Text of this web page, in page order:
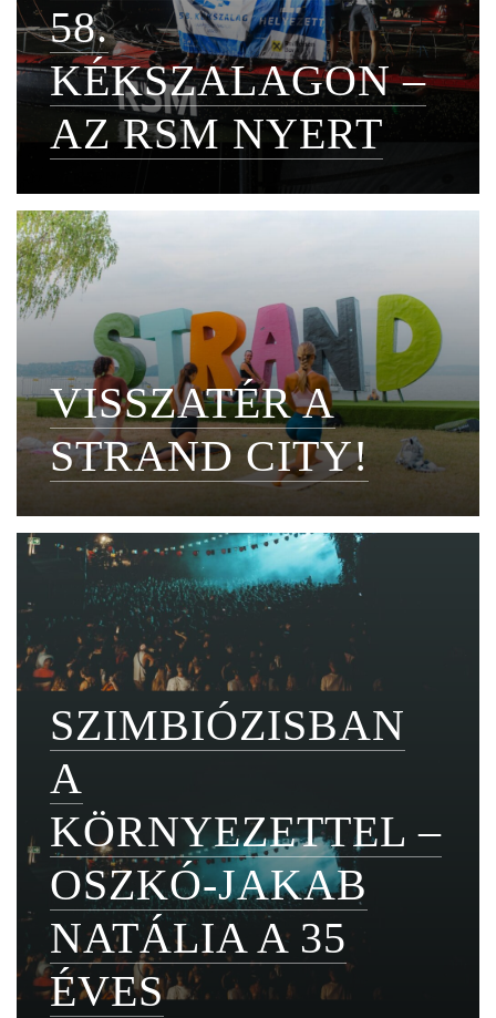
58.
KÉKSZALAGON –
AZ RSM NYERT
VISSZATÉR A
STRAND CITY!
SZIMBIÓZISBAN
A
KÖRNYEZETTEL –
OSZKÓ-JAKAB
NATÁLIA A 35
ÉVES